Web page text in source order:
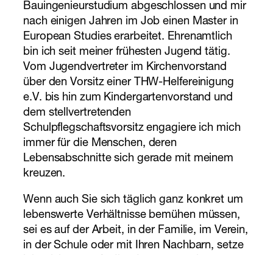
Bauingenieurstudium abgeschlossen und mir
nach einigen Jahren im Job einen Master in
European Studies erarbeitet. Ehrenamtlich
bin ich seit meiner frühesten Jugend tätig.
Vom Jugendvertreter im Kirchenvorstand
über den Vorsitz einer THW-Helfereinigung
e.V. bis hin zum Kindergartenvorstand und
dem stellvertretenden
Schulpflegschaftsvorsitz engagiere ich mich
immer für die Menschen, deren
Lebensabschnitte sich gerade mit meinem
kreuzen.
Wenn auch Sie sich täglich ganz konkret um
lebenswerte Verhältnisse bemühen müssen,
sei es auf der Arbeit, in der Familie, im Verein,
in der Schule oder mit Ihren Nachbarn, setze